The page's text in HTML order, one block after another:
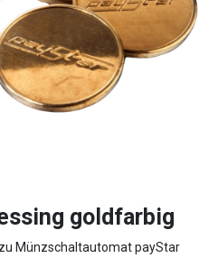
goldfarbig
Münzschaltautomat payStar